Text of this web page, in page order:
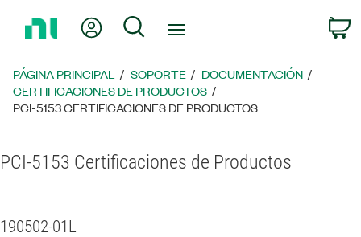
página
principal
Mi cuentaBúsqueda
PÁGINA PRINCIPAL SOPORTE
DOCUMENTACIÓN
CERTIFICACIONES DE PRODUCTOS
PCI-5153 CERTIFICACIONES DE PRODUCTOS
PCI-5153 Certificaciones de Productos
190502-01L